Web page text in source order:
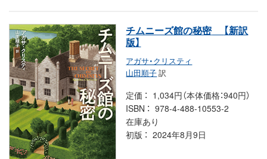
チムニーズ館の秘密
【新訳
版】
アガサ・クリスティ
山田順子訳
定価
1,034円（本体価格：940円）
ISBN
978-4-488-10553-2
在庫あり
初版
2024年8月9日